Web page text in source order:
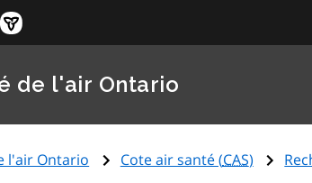
de l'air Ontario
l'air Ontario Cote air santé (CAS)